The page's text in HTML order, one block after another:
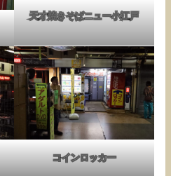
天才焼きそばニュー小江戸
コインロッカー